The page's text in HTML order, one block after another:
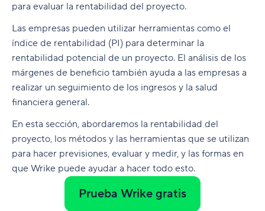
para evaluar la rentabilidad del proyecto.
Las empresas pueden utilizar herramientas como el
índice de rentabilidad (PI) para determinar la
rentabilidad potencial de un proyecto. El análisis de los
márgenes de beneficio también ayuda a las empresas a
realizar un seguimiento de los ingresos y la salud
financiera general.
En esta sección, abordaremos la rentabilidad del
proyecto, los métodos y las herramientas que se utilizan
para hacer previsiones, evaluar y medir, y las formas en
que Wrike puede ayudar a hacer todo esto.
Prueba Wrike gratis